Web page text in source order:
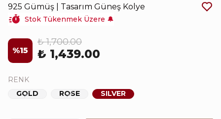
925 Gümüş | Tasarım Güneş Kolye
Stok Tükenmek Üzere 🔔
%15
₺ 1,700.00
₺ 1,439.00
RENK
GOLD
ROSE SILVER